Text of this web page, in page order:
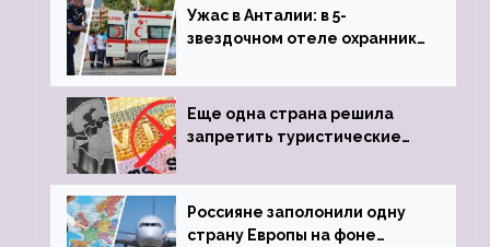
Ужас в Анталии: в 5-
звездочном отеле охранник
пистолета
Еще одна страна решила
запретить туристические
Россияне заполонили одну
страну Европы на фоне